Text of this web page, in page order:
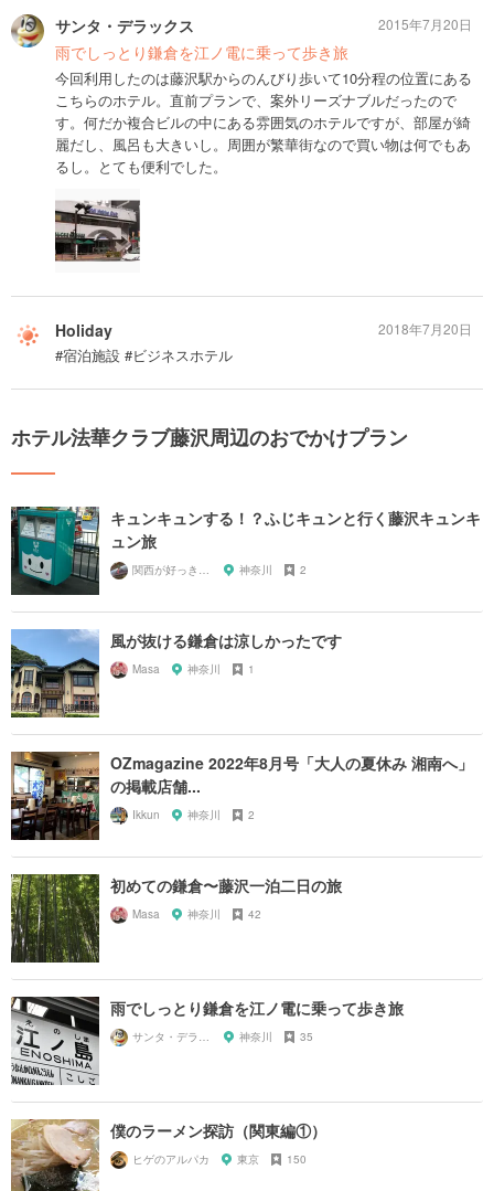
サンタ・デラックス
雨でしっとり鎌倉を江ノ電に乗って歩き旅
今回利用したのは藤沢駅からのんびり歩いて10分程の位置にある
こちらのホテル。直前プランで、案外リーズナブルだったので
す。何だか複合ビルの中にある雰囲気のホテルですが、部屋が綺
麗だし、風呂も大きいし。周囲が繁華街なので買い物は何でもあ
るし。とても便利でした。
2015年7月20日
Holiday
#宿泊施設 #ビジネスホテル
2018年7月20日
ホテル法華クラブ藤沢周辺のおでかけプラン
キュンキュンする！？ふじキュンと行く藤沢キュンキ
ュン旅
関西が好っきゃねん 神奈川 2
風が抜ける鎌倉は涼しかったです
Masa 神奈川 1
OZmagazine 2022年8月号「大人の夏休み 湘南へ」
の掲載店舗...
Ikkun 神奈川 2
初めての鎌倉〜藤沢一泊二日の旅
Masa 神奈川 42
雨でしっとり鎌倉を江ノ電に乗って歩き旅
サンタ・デラックス 神奈川 35
僕のラーメン探訪（関東編①）
ヒゲのアルパカ 東京 150